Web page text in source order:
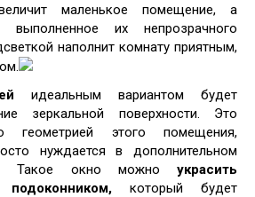
маленькое помещение, а
выполненное их непрозрачного
наполнит комнату приятным,
идеальным вариантом будет
зеркальной поверхности. Это
геометрией этого помещения,
нуждается в дополнительном
Такое окно можно украсить
подоконником, который будет